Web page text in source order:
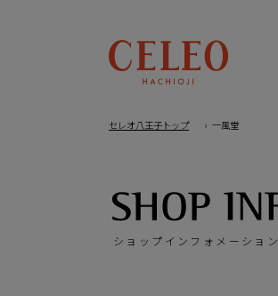
セレオ八王子トップ 一風堂
ショップインフォメーション